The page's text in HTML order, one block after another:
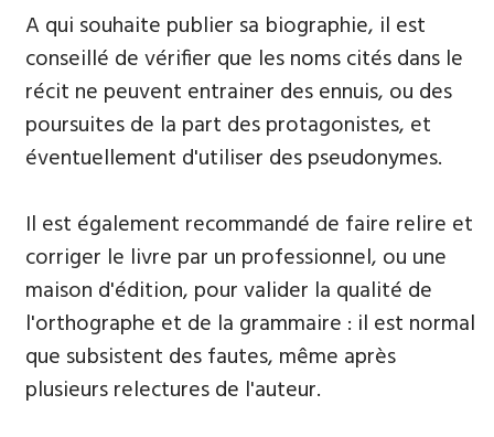
A qui souhaite publier sa biographie, il est
conseillé de vérifier que les noms cités dans le
récit ne peuvent entrainer des ennuis, ou des
poursuites de la part des protagonistes, et
éventuellement d'utiliser des pseudonymes.
Il est également recommandé de faire relire et
corriger le livre par un professionnel, ou une
maison d'édition, pour valider la qualité de
l'orthographe et de la grammaire : il est normal
que subsistent des fautes, même après
plusieurs relectures de l'auteur.